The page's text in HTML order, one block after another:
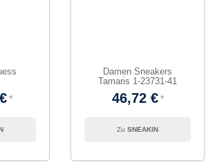
Damen Sneakers
Tamaris 1-23731-41
46,72 €
SNEAKIN